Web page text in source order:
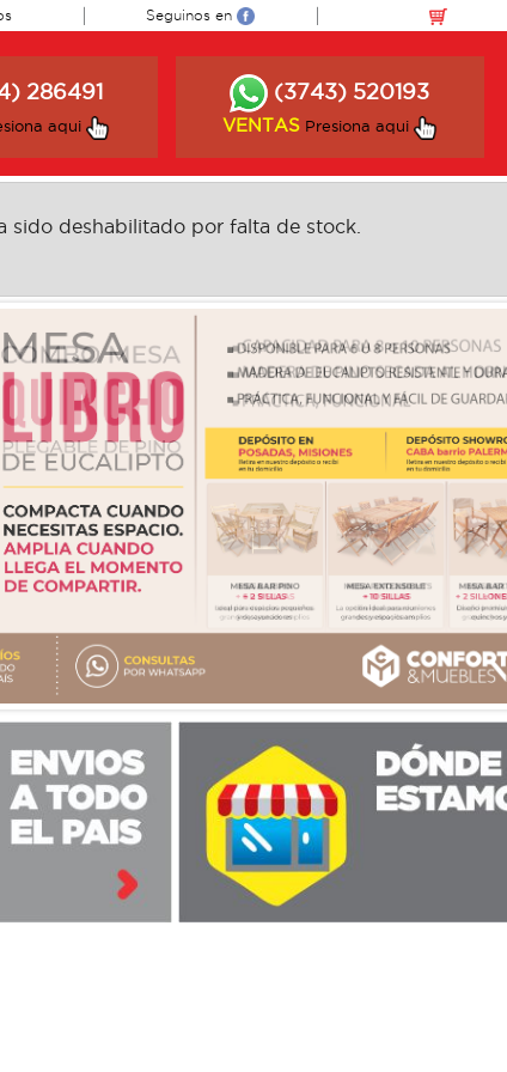
Seguinos en
286491
aqui
(3743) 520193
VENTASPresiona aqui
sido deshabilitado por falta de stock.